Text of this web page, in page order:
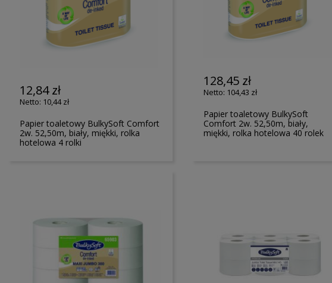
12,84 zł
10,44 zł
Papier toaletowy BulkySoft Comfort
2w. 52,50m, biały, miękki, rolka
hotelowa 4 rolki
128,45 zł
104,43 zł
Papier toaletowy BulkySoft
Comfort 2w. 52,50m, biały,
miękki, rolka hotelowa 40 rolek